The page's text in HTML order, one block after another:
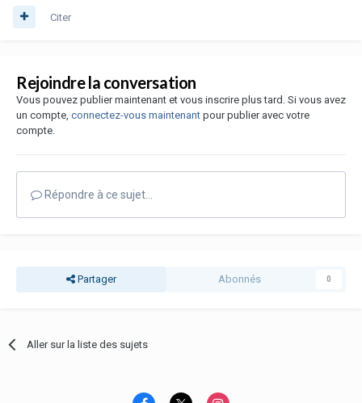
Citer
Rejoindre la conversation
Vous pouvez publier maintenant et vous inscrire plus tard. Si vous avez
un compte, connectez-vous maintenant pour publier avec votre
compte.
Répondre à ce sujet…
Partager Abonnés 0
Aller sur la liste des sujets